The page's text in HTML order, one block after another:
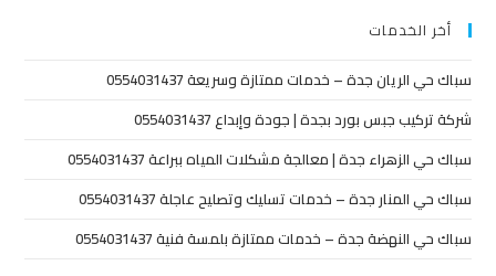
أخر الخدمات
سباك حي الريان جدة – خدمات ممتازة وسريعة 0554031437
شركة تركيب جبس بورد بجدة | جودة وإبداع 0554031437
سباك حي الزهراء جدة | معالجة مشكلات المياه ببراعة 0554031437
سباك حي المنار جدة – خدمات تسليك وتصليح عاجلة 0554031437
سباك حي النهضة جدة – خدمات ممتازة بلمسة فنية 0554031437